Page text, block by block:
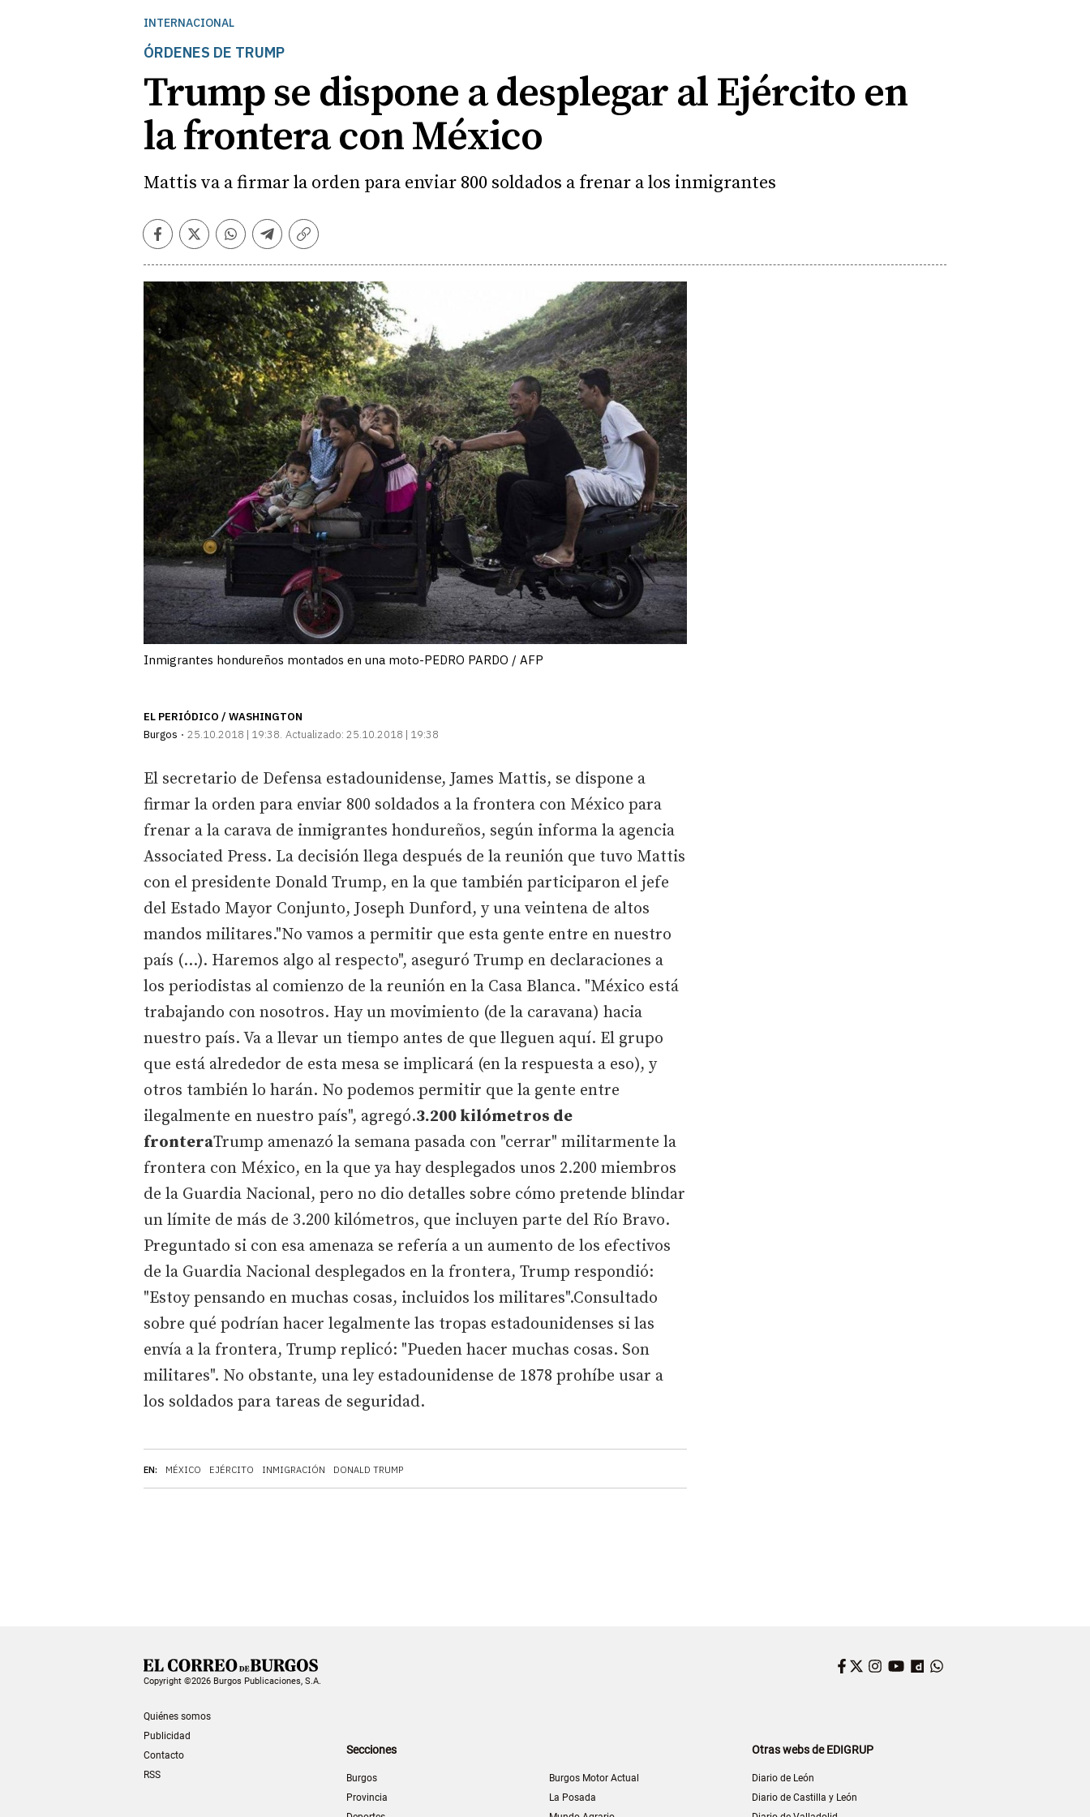
INTERNACIONAL
ÓRDENES DE TRUMP
Trump se dispone a desplegar al Ejército en
la frontera con México
Mattis va a firmar la orden para enviar 800 soldados a frenar a los inmigrantes
Facebook
TwitterWhatsapp
Telegram
Copiar
Inmigrantes hondureños montados en una moto-PEDRO PARDO / AFP
EL PERIÓDICO / WASHINGTON
Burgos
25.10.2018 | 19:38 Actualizado: 25.10.2018 | 19:38
EN: MÉXICO EJÉRCITO INMIGRACIÓN DONALD TRUMP
El secretario de Defensa estadounidense, James Mattis, se dispone a
firmar la orden para enviar 800 soldados a la frontera con México para
frenar a la carava de inmigrantes hondureños, según informa la agencia
Associated Press. La decisión llega después de la reunión que tuvo Mattis
con el presidente Donald Trump, en la que también participaron el jefe
del Estado Mayor Conjunto, Joseph Dunford, y una veintena de altos
mandos militares."No vamos a permitir que esta gente entre en nuestro
país (...). Haremos algo al respecto", aseguró Trump en declaraciones a
los periodistas al comienzo de la reunión en la Casa Blanca. "México está
trabajando con nosotros. Hay un movimiento (de la caravana) hacia
nuestro país. Va a llevar un tiempo antes de que lleguen aquí. El grupo
que está alrededor de esta mesa se implicará (en la respuesta a eso), y
otros también lo harán. No podemos permitir que la gente entre
ilegalmente en nuestro país", agregó.3.200 kilómetros de
fronteraTrump amenazó la semana pasada con "cerrar" militarmente la
frontera con México, en la que ya hay desplegados unos 2.200 miembros
de la Guardia Nacional, pero no dio detalles sobre cómo pretende blindar
un límite de más de 3.200 kilómetros, que incluyen parte del Río Bravo.
Preguntado si con esa amenaza se refería a un aumento de los efectivos
de la Guardia Nacional desplegados en la frontera, Trump respondió:
"Estoy pensando en muchas cosas, incluidos los militares".Consultado
sobre qué podrían hacer legalmente las tropas estadounidenses si las
envía a la frontera, Trump replicó: "Pueden hacer muchas cosas. Son
militares". No obstante, una ley estadounidense de 1878 prohíbe usar a
los soldados para tareas de seguridad.
Copyright ©2026 Burgos Publicaciones, S.A.
Quiénes somos
Publicidad
Contacto
RSS
Facebook
Twitter
Instagram
YouTube
Dailymotion
Secciones
Burgos
Provincia
Burgos Motor Actual
La Posada
Otras webs de EDIGRUP
Diario de León
Diario de Castilla y León